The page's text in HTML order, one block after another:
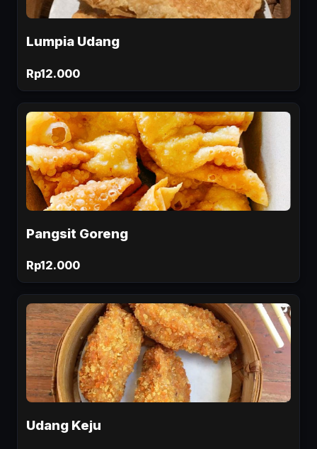
Lumpia Udang
Rp12.000
Pangsit Goreng
Rp12.000
Udang Keju